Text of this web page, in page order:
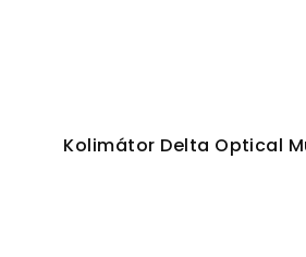
Kolimátor Delta Optical